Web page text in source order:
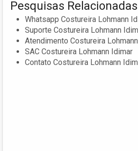
Pesquisas Relacionadas
Whatsapp Costureira Lohmann
Suporte Costureira Lohmann
Atendimento Costureira
SAC Costureira Lohmann Idimar
Contato Costureira Lohmann